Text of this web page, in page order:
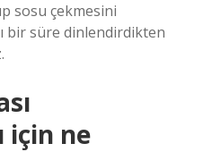
sosu çekmesini
bir süre dinlendirdikten
için ne